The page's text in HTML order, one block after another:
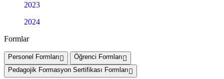
2023
2024
Formlar
Personel Formları
Öğrenci Formları
Pedagojik Formasyon Sertifikası Formları